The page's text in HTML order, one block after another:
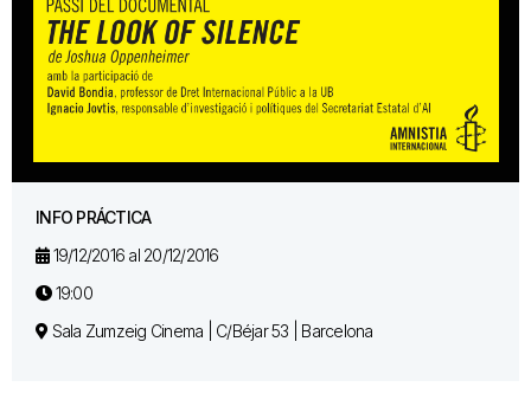
INFO PRÁCTICA
19/12/2016 al 20/12/2016
19:00
Sala Zumzeig Cinema | C/Béjar 53 | Barcelona